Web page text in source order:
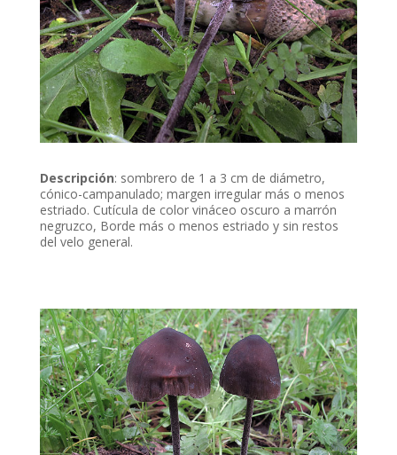
Descripción: sombrero de 1 a 3 cm de diámetro,
cónico-campanulado; margen irregular más o menos
estriado. Cutícula de color vináceo oscuro a marrón
negruzco, Borde más o menos estriado y sin restos
del velo general.